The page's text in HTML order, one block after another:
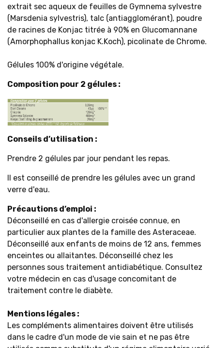
extrait sec aqueux de feuilles de Gymnema sylvestre
(Marsdenia sylvestris), talc (antiagglomérant), poudre
de racines de Konjac titrée à 90% en Glucomannane
(Amorphophallus konjac K.Koch), picolinate de Chrome.
Gélules 100% d'origine végétale.
Composition pour 2 gélules :
Conseils d’utilisation :
Prendre 2 gélules par jour pendant les repas.
Il est conseillé de prendre les gélules avec un grand
verre d'eau.
Précautions d’emploi :
Déconseillé en cas d'allergie croisée connue, en
particulier aux plantes de la famille des Asteraceae.
Déconseillé aux enfants de moins de 12 ans, femmes
enceintes ou allaitantes. Déconseillé chez les
personnes sous traitement antidiabétique. Consultez
votre médecin en cas d'usage concomitant de
traitement contre le diabète.
Mentions légales :
Les compléments alimentaires doivent être utilisés
dans le cadre d'un mode de vie sain et ne pas être